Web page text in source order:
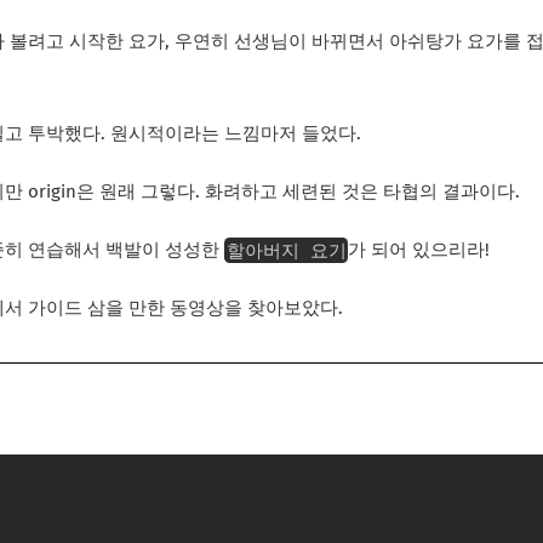
볼려고 시작한 요가, 우연히 선생님이 바뀌면서 아쉬탕가 요가를
고 투박했다. 원시적이라는 느낌마저 들었다.
만 origin은 원래 그렇다. 화려하고 세련된 것은 타협의 결과이다.
히 연습해서 백발이 성성한 할아버지 요기 가 되어 있으리라!
서 가이드 삼을 만한 동영상을 찾아보았다.